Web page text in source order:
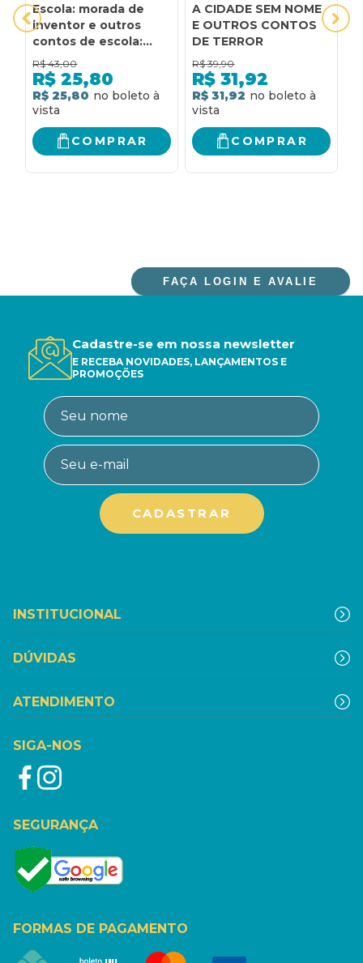
Escola: morada de
inventor e outros
contos de escola:
Morada de inventor e
outros contos de
escola
R$ 43,00
R$ 25,80
R$ 25,80
COMPRAR
A CIDADE SEM NOME
E OUTROS CONTOS
DE TERROR
R$ 39,90
R$ 31,92
R$ 31,92
COMPRAR
FAÇA LOGIN E AVALIE
Cadastre-se em nossa newsletter
E RECEBA NOVIDADES, LANÇAMENTOS E
PROMOÇÕES
INSTITUCIONAL
DÚVIDAS
ATENDIMENTO
SIGA-NOS
SEGURANÇA
FORMAS DE PAGAMENTO